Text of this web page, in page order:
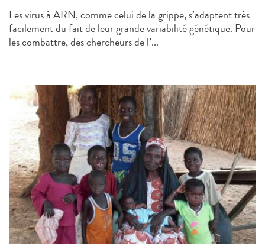
Les virus à ARN, comme celui de la grippe, s’adaptent très
facilement du fait de leur grande variabilité génétique. Pour
les combattre, des chercheurs de l’...